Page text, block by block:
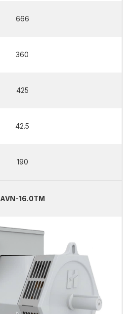
666
360
425
42.5
190
AVN-16.0TM